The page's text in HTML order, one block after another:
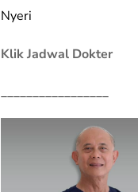
Nyeri
Klik Jadwal Dokter
_________________